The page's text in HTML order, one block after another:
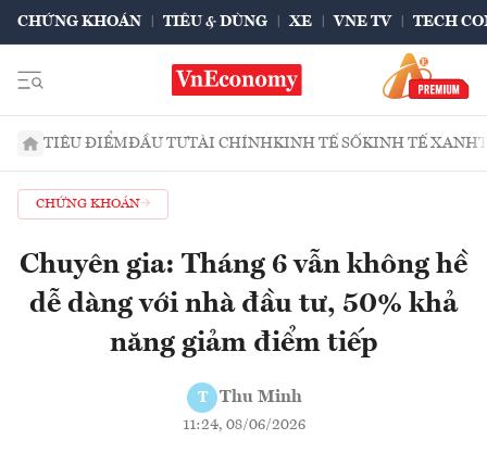
CHỨNG KHOÁN TIÊU & DÙNG XE VNE TV TECH
TIÊU ĐIỂMĐẦU TƯTÀI CHÍNHKINH TẾ SỐKINH TẾ XANH
CHỨNG KHOÁN
Chuyên gia: Tháng 6 vẫn không hề
dễ dàng với nhà đầu tư, 50% khả
năng giảm điểm tiếp
T Thu Minh
11:24, 08/06/2026